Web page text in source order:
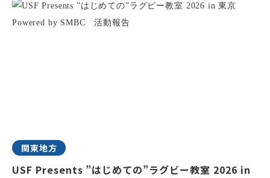
関東地方
USF Presents ”はじめての”ラグビー教室 2026 in